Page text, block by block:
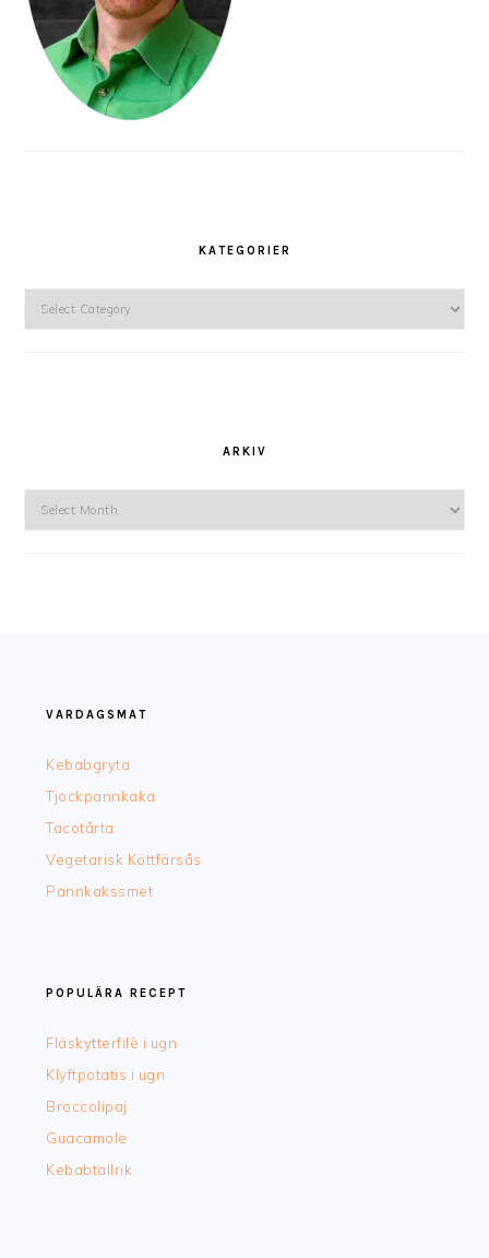
KATEGORIER
ARKIV
VARDAGSMAT
Kebabgryta
Tjockpannkaka
Tacotårta
Vegetarisk Köttfärsås
Pannkakssmet
POPULÄRA RECEPT
Fläskytterfilè i ugn
Klyftpotatis i ugn
Broccolipaj
Guacamole
Kebabtallrik